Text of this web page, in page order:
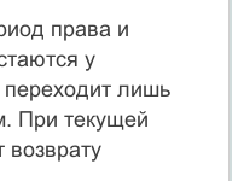
права и
у
переходит лишь
При текущей